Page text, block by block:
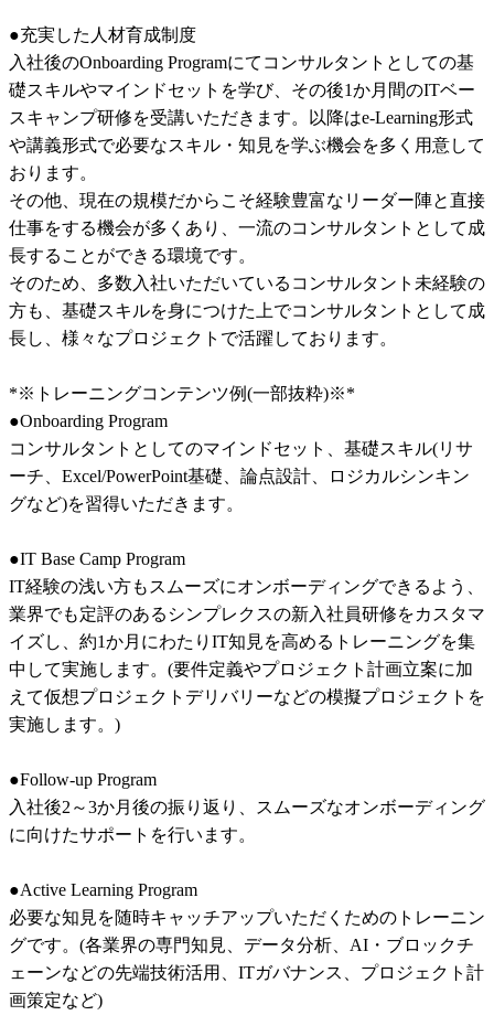
●充実した人材育成制度
入社後のOnboarding Programにてコンサルタントとしての基
礎スキルやマインドセットを学び、その後1か月間のITベー
スキャンプ研修を受講いただきます。以降はe-Learning形式
や講義形式で必要なスキル・知見を学ぶ機会を多く用意して
おります。
その他、現在の規模だからこそ経験豊富なリーダー陣と直接
仕事をする機会が多くあり、一流のコンサルタントとして成
長することができる環境です。
そのため、多数入社いただいているコンサルタント未経験の
方も、基礎スキルを身につけた上でコンサルタントとして成
長し、様々なプロジェクトで活躍しております。
*※トレーニングコンテンツ例(一部抜粋)※*
●Onboarding Program
コンサルタントとしてのマインドセット、基礎スキル(リサ
ーチ、Excel/PowerPoint基礎、論点設計、ロジカルシンキン
グなど)を習得いただきます。
●IT Base Camp Program
IT経験の浅い方もスムーズにオンボーディングできるよう、
業界でも定評のあるシンプレクスの新入社員研修をカスタマ
イズし、約1か月にわたりIT知見を高めるトレーニングを集
中して実施します。(要件定義やプロジェクト計画立案に加
えて仮想プロジェクトデリバリーなどの模擬プロジェクトを
実施します。)
●Follow-up Program
入社後2～3か月後の振り返り、スムーズなオンボーディング
に向けたサポートを行います。
●Active Learning Program
必要な知見を随時キャッチアップいただくためのトレーニン
グです。(各業界の専門知見、データ分析、AI・ブロックチ
ェーンなどの先端技術活用、ITガバナンス、プロジェクト計
画策定など)